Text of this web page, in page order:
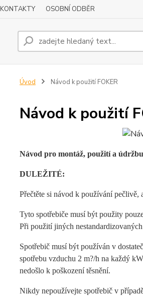
KONTAKTY OSOBNÍ ODBĚR
Úvod Návod k použití FOKER
Návod k použití
Návod pro montáž, použití a
DULEŽITÉ:
Přečtěte si návod k používání pečlivě,
Tyto spotřebiče musí být použity
Při použití jiných
Spotřebič musí být používán v
spotřebu vzduchu 2 m?/h na každý
nedošlo k poškození těsnění.
Nikdy nepoužívejte spotřebič v